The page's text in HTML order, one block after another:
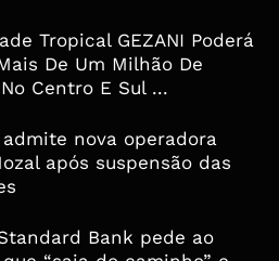
Tropical GEZANI Poderá
De Um Milhão De
Centro E Sul ...
admite nova operadora
após suspensão das
Bank pede ao